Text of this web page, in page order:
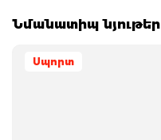
Նմանատիպ նյութեր
Սպորտ